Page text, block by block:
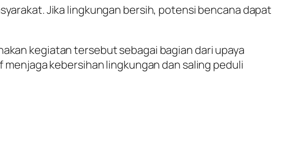
Jika lingkungan bersih, potensi bencana dapat
kegiatan tersebut sebagai bagian dari upaya
kebersihan lingkungan dan saling peduli